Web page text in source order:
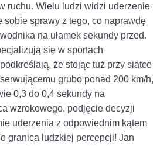
ruchu. Wielu ludzi widzi uderzenie
sobie sprawy z tego, co naprawdę
na ułamek sekundy przed.
się w sportach
że stojąc tuż przy siatce
grubo ponad 200 km/h,
0,3 do 0,4 sekundy na
wzrokowego, podjęcie decyzji
uderzenia z odpowiednim kątem
granica ludzkiej percepcji! Jan